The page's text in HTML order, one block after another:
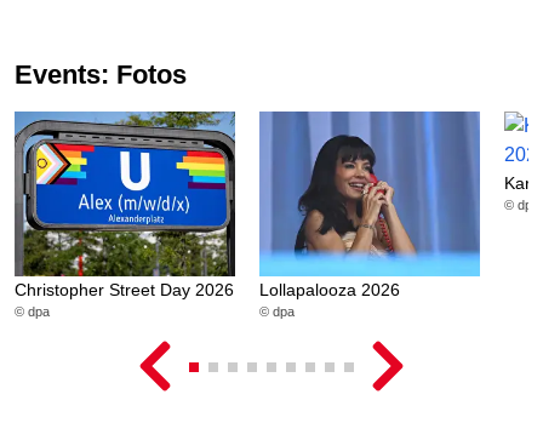
Events: Fotos
Christopher Street Day 2026
© dpa
Lollapalooza 2026
© dpa
© dpa